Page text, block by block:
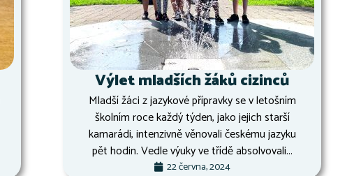
Výlet mladších žáků cizinců
Mladší žáci z jazykové přípravky se v letošním
školním roce každý týden, jako jejich starší
kamarádi, intenzivně věnovali českému jazyku
pět hodin. Vedle výuky ve třídě absolvovali...
22 června, 2024